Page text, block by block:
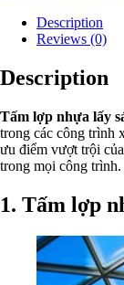
Description
Reviews (0)
Description
Tấm lợp nhựa lấy
trong các công trình
ưu điểm vượt trội
trong mọi công trình.
1. Tấm lợp